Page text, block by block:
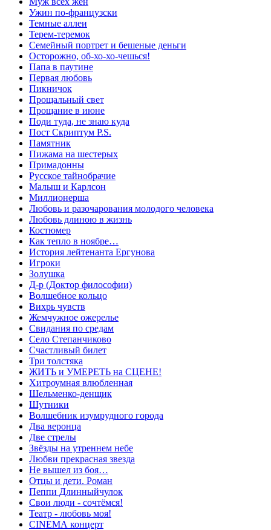
Ужин по-французски
Темные аллеи
Терем-теремок
Семейный портрет и бешеные деньги
Осторожно, об-хо-хо-чешься!
Папа в паутине
Первая любовь
Пикничок
Прощальный свет
Прощание в июне
Поди туда, не знаю куда
Пост Скриптум P.S.
Памятник
Пижама на шестерых
Примадонны
Русское тайнобрачие
Малыш и Карлсон
Миллионерша
Любовь и разочарования молодого человека
Любовь длиною в жизнь
Костюмер
Как тепло в ноябре…
История лейтенанта Ергунова
Игроки
Золушка
Д-р (Доктор философии)
Волшебное кольцо
Вихрь чувств
Жемчужное ожерелье
Свидания по средам
Село Степанчиково
Счастливый билет
Три толстяка
ЖИТЬ и УМЕРЕТЬ на СЦЕНЕ!
Хитроумная влюбленная
Шельменко-денщик
Шутники
Волшебник изумрудного города
Два веронца
Две стрелы
Звёзды на утреннем небе
Любви прекрасная звезда
Не вышел из боя…
Отцы и дети. Роман
Пеппи Длинныйчулок
Свои люди - сочтёмся!
Театр - любовь моя!
СINЕМА концерт